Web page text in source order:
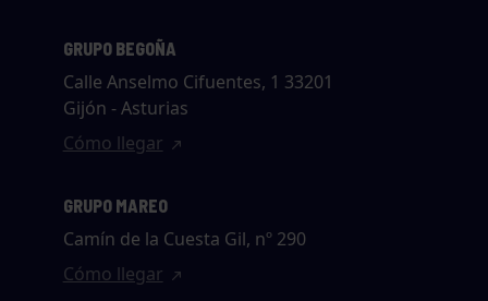
GRUPO BEGOÑA
Calle Anselmo Cifuentes, 1 33201
Gijón - Asturias
Cómo llegar
GRUPO MAREO
Camín de la Cuesta Gil, nº 290
Cómo llegar